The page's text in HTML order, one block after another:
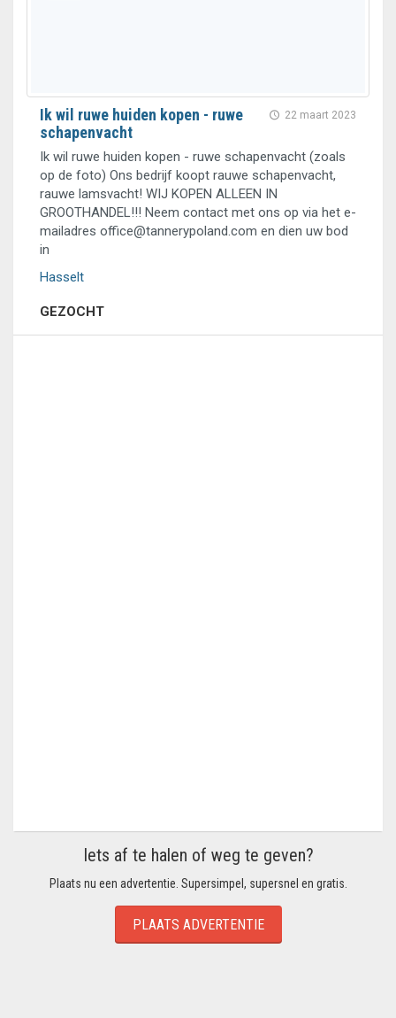
22 maart 2023
Ik wil ruwe huiden kopen - ruwe
schapenvacht
Ik wil ruwe huiden kopen - ruwe schapenvacht (zoals
op de foto) Ons bedrijf koopt rauwe schapenvacht,
rauwe lamsvacht! WIJ KOPEN ALLEEN IN
GROOTHANDEL!!! Neem contact met ons op via het e-
mailadres office@tannerypoland.com en dien uw bod
in
Hasselt
GEZOCHT
Iets af te halen of weg te geven?
Plaats nu een advertentie. Supersimpel, supersnel en gratis.
PLAATS ADVERTENTIE